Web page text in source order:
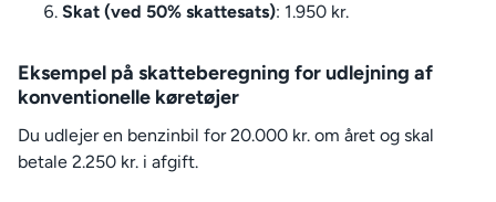
Skat (ved 50% skattesats): 1.950 kr.
Eksempel på skatteberegning for udlejning af
konventionelle køretøjer
Du udlejer en benzinbil for 20.000 kr. om året og skal
betale 2.250 kr. i afgift.